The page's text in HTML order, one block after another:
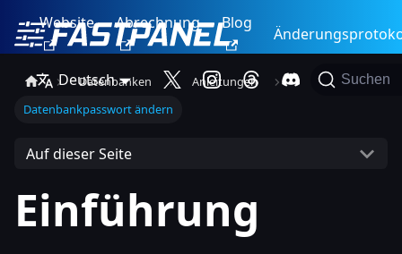
Website Abrechnung Blog
Deutsch Suchen
Datenbanken
Anleitungen
Datenbankpasswort ändern
Auf dieser Seite
Einführung